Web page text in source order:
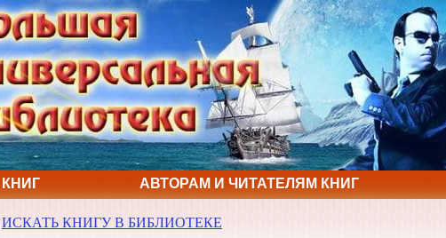
АВТОРАМ И ЧИТАТЕЛЯМ КНИГ
ИСКАТЬ КНИГУ В БИБЛИОТЕКЕ